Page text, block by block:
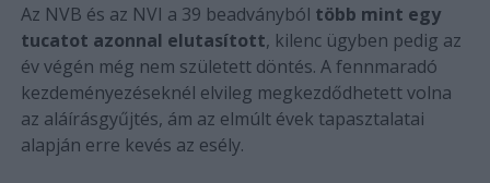
Az NVB és az NVI a 39 beadványból több mint egy
tucatot azonnal elutasított, kilenc ügyben pedig az
év végén még nem született döntés. A fennmaradó
kezdeményezéseknél elvileg megkezdődhetett volna
az aláírásgyűjtés, ám az elmúlt évek tapasztalatai
alapján erre kevés az esély.